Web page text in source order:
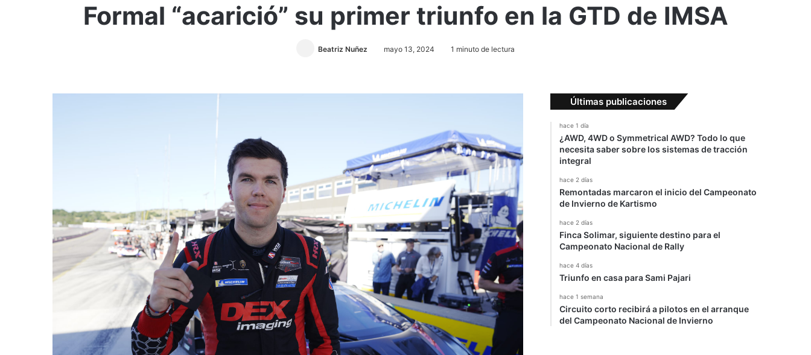
Formal “acarició” su primer triunfo en la GTD de IMSA
Beatriz Nuñez mayo 13, 2024 1 minuto de lectura
Últimas publicaciones
hace 1 día
¿AWD, 4WD o Symmetrical AWD? Todo lo que
necesita saber sobre los sistemas de tracción
integral
hace 2 días
Remontadas marcaron el inicio del Campeonato
de Invierno de Kartismo
hace 2 días
Finca Solimar, siguiente destino para el
Campeonato Nacional de Rally
hace 4 días
Triunfo en casa para Sami Pajari
hace 1 semana
Circuito corto recibirá a pilotos en el arranque
del Campeonato Nacional de Invierno